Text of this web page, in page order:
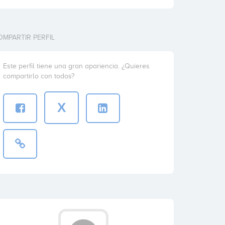
PERFIL
Este perfil tiene una gran apariencia. ¿Quieres
compartirlo con todos?
X